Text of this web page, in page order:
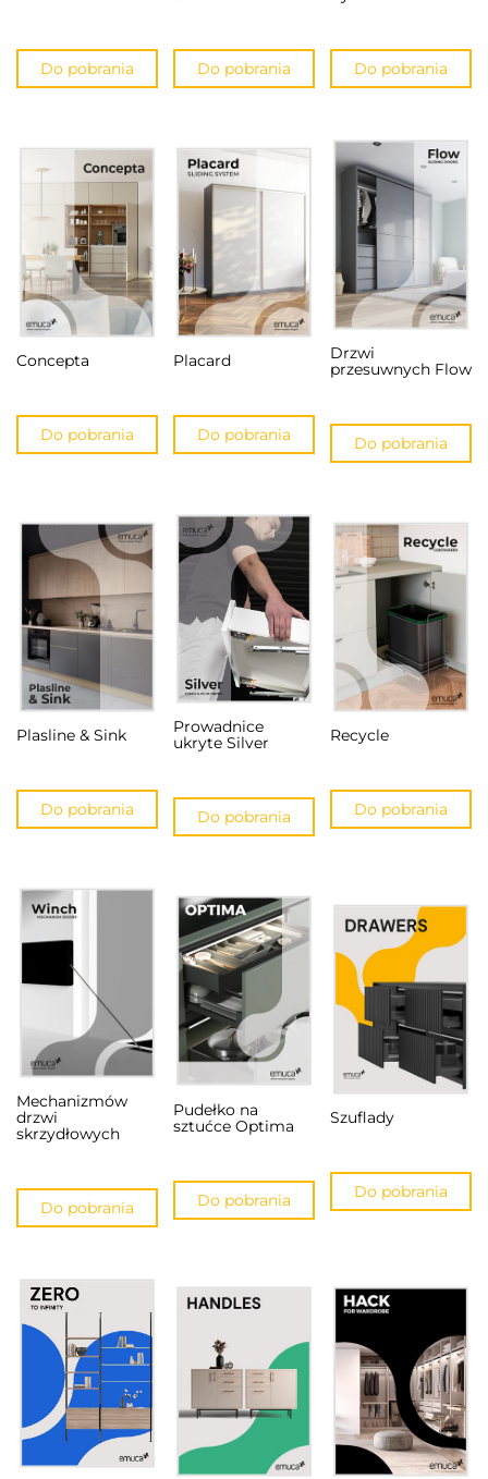
Do pobrania Do pobrania Do pobrania
Concepta
Do pobrania
Placard
Do pobrania
Drzwi
przesuwnych Flow
Do pobrania
Plasline & Sink
Do pobrania
Prowadnice
ukryte Silver
Do pobrania
Recycle
Do pobrania
Mechanizmów
drzwi
skrzydłowych
Do pobrania
Pudełko na
sztućce Optima
Do pobrania
Szuflady
Do pobrania